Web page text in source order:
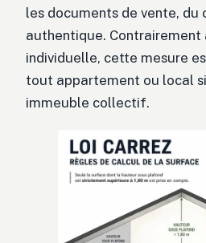
les documents de vente, du
authentique. Contrairement
individuelle, cette mesure
tout appartement ou local
immeuble collectif.